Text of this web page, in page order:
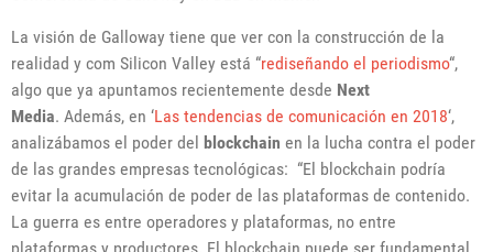
La visión de Galloway tiene que ver con la construcción de la
realidad y com Silicon Valley está “rediseñando el periodismo“,
algo que ya apuntamos recientemente desde Next
Media. Además, en ‘Las tendencias de comunicación en 2018‘,
analizábamos el poder del
blockchain en la lucha contra el poder
de las grandes empresas tecnológicas: “El blockchain podría
evitar la acumulación de poder de las plataformas de contenido.
La guerra es entre operadores y plataformas, no entre